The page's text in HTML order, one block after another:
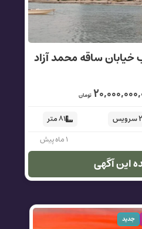
ساقه محمد آزاد
تومان
۸۱ متر
۱ ماه پیش
این آگهی
جدید